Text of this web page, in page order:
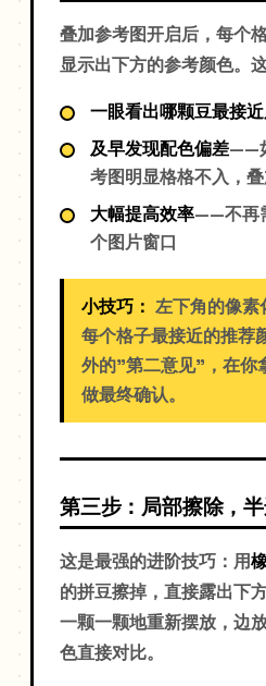
叠加参考图开启后，每个
显示出下方的参考颜色。
一眼看出哪颗豆最接
及早发现配色偏差——
考图明显格格不入，
大幅提高效率——不再
个图片窗口
小技巧： 左下角的像素
每个格子最接近的推荐
外的"第二意见"，在你
做最终确认。
第三步：局部擦除，
这是最强的进阶技巧：用
的拼豆擦掉，直接露出下
一颗一颗地重新摆放，边
色直接对比。